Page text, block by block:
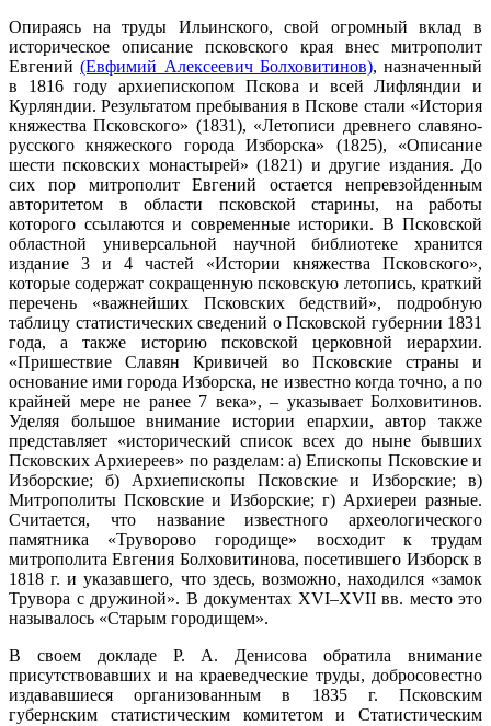
Опираясь на труды Ильинского, свой огромный вклад в
историческое описание псковского края внес митрополит
Евгений(Евфимий Алексеевич Болховитинов), назначенный
в 1816 году архиепископом Пскова и всей Лифляндии и
Курляндии. Результатом пребывания в Пскове стали «История
княжества Псковского» (1831), «Летописи древнего славяно-
русского княжеского города Изборска» (1825), «Описание
шести псковских монастырей» (1821) и другие издания. До
сих пор митрополит Евгений остается непревзойденным
авторитетом в области псковской старины, на работы
которого ссылаются и современные историки. В Псковской
областной универсальной научной библиотеке хранится
издание 3 и 4 частей «Истории княжества Псковского»,
которые содержат сокращенную псковскую летопись, краткий
перечень «важнейших Псковских бедствий», подробную
таблицу статистических сведений о Псковской губернии 1831
года, а также историю псковской церковной иерархии.
«Пришествие Славян Кривичей во Псковские страны и
основание ими города Изборска, не известно когда точно, а по
крайней мере не ранее 7 века», – указывает Болховитинов.
Уделяя большое внимание истории епархии, автор также
представляет «исторический список всех до ныне бывших
Псковских Архиереев» по разделам: а) Епископы Псковские и
Изборские; б) Архиепископы Псковские и Изборские; в)
Митрополиты Псковские и Изборские; г) Архиереи разные.
Считается, что название известного археологического
памятника «Труворово городище» восходит к трудам
митрополита Евгения Болховитинова, посетившего Изборск в
1818 г. и указавшего, что здесь, возможно, находился «замок
Трувора с дружиной». В документах XVI–XVII вв. место это
называлось «Старым городищем».
В своем докладе Р. А. Денисова обратила внимание
присутствовавших и на краеведческие труды, добросовестно
издававшиеся организованным в 1835 г. Псковским
губернским статистическим комитетом и Статистическим